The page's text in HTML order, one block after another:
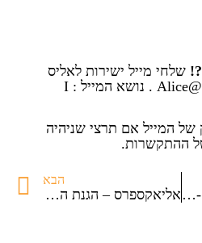
שלחי מייל ישירות לאליס
פאות Alice@tsingtaowigs.com . נושא המייל : I
של המייל אם תרצי שניהיה
ההתקשרות.
מדריך הזמנה בטוחה -תשלום באמצעות PAYPAL
הבא
אליאקספרס – הגנת הצרכן הAliExspress